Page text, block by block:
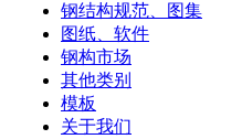
钢结构规范、图集
图纸、软件
钢构市场
其他类别
模板
关于我们